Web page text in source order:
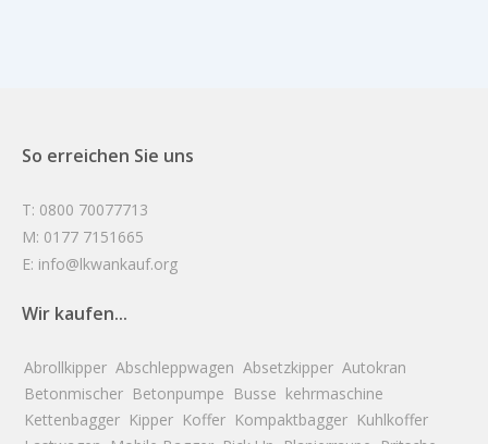
So erreichen Sie uns
T: 0800 70077713
M: 0177 7151665
E: info@lkwankauf.org
Wir kaufen...
Abrollkipper Abschleppwagen Absetzkipper Autokran
Betonmischer Betonpumpe Busse kehrmaschine
Kettenbagger Kipper Koffer Kompaktbagger Kuhlkoffer